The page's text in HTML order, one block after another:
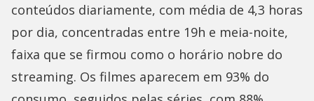
conteúdos diariamente, com média de 4,3 horas
por dia, concentradas entre 19h e meia-noite,
faixa que se firmou como o horário nobre do
streaming. Os filmes aparecem em 93% do